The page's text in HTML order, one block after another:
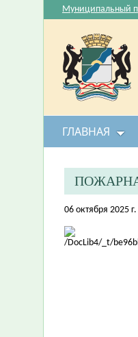
Муниципальный
ГЛАВНАЯ
06 октября 2025 г.